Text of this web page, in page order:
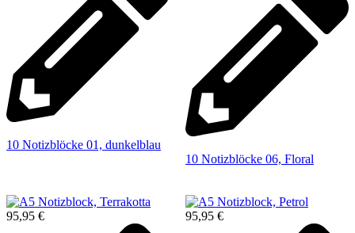
10 Notizblöcke 01, dunkelblau
10 Notizblöcke 06, Floral
95,95 € 95,95 €